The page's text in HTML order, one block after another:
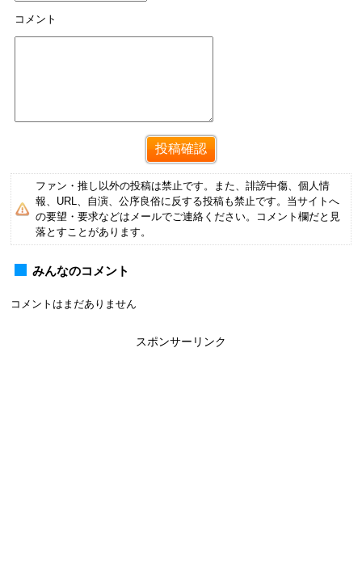
コメント
ファン・推し以外の投稿は禁止です。また、誹謗中傷、個人情
報、URL、自演、公序良俗に反する投稿も禁止です。当サイトへ
の要望・要求などはメールでご連絡ください。コメント欄だと見
落とすことがあります。
みんなのコメント
コメントはまだありません
スポンサーリンク